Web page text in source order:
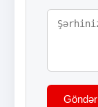
Göndər